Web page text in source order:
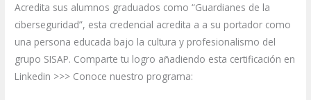
Acredita sus alumnos graduados como “Guardianes de la
ciberseguridad”, esta credencial acredita a a su portador como
una persona educada bajo la cultura y profesionalismo del
grupo SISAP. Comparte tu logro añadiendo esta certificación en
Linkedin >>> Conoce nuestro programa:
CG
IRSI